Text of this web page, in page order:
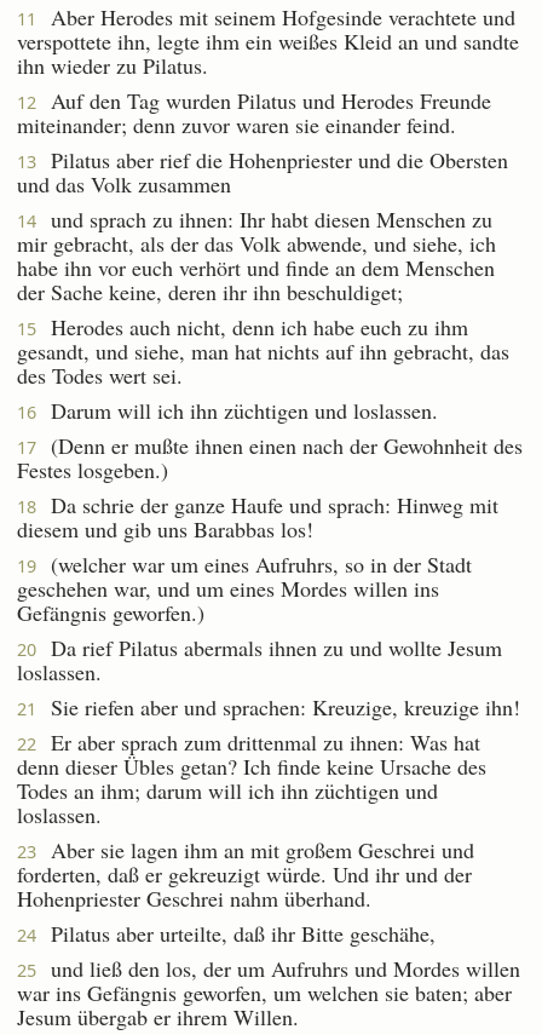
11
Aber Herodes mit seinem Hofgesinde verachtete und
verspottete ihn, legte ihm ein weißes Kleid an und sandte
ihn wieder zu Pilatus.
12
Auf den Tag wurden Pilatus und Herodes Freunde
miteinander; denn zuvor waren sie einander feind.
13
Pilatus aber rief die Hohenpriester und die Obersten
und das Volk zusammen
14
und sprach zu ihnen: Ihr habt diesen Menschen zu
mir gebracht, als der das Volk abwende, und siehe, ich
habe ihn vor euch verhört und finde an dem Menschen
der Sache keine, deren ihr ihn beschuldiget;
15
Herodes auch nicht, denn ich habe euch zu ihm
gesandt, und siehe, man hat nichts auf ihn gebracht, das
des Todes wert sei.
16 Darum will ich ihn züchtigen und loslassen.
17
(Denn er mußte ihnen einen nach der Gewohnheit des
Festes losgeben.)
18
Da schrie der ganze Haufe und sprach: Hinweg mit
diesem und gib uns Barabbas los!
19
(welcher war um eines Aufruhrs, so in der Stadt
geschehen war, und um eines Mordes willen ins
Gefängnis geworfen.)
20
Da rief Pilatus abermals ihnen zu und wollte Jesum
loslassen.
21 Sie riefen aber und sprachen: Kreuzige, kreuzige ihn!
22
Er aber sprach zum drittenmal zu ihnen: Was hat
denn dieser Übles getan? Ich finde keine Ursache des
Todes an ihm; darum will ich ihn züchtigen und
loslassen.
23
Aber sie lagen ihm an mit großem Geschrei und
forderten, daß er gekreuzigt würde. Und ihr und der
Hohenpriester Geschrei nahm überhand.
24 Pilatus aber urteilte, daß ihr Bitte geschähe,
25
und ließ den los, der um Aufruhrs und Mordes willen
war ins Gefängnis geworfen, um welchen sie baten; aber
Jesum übergab er ihrem Willen.